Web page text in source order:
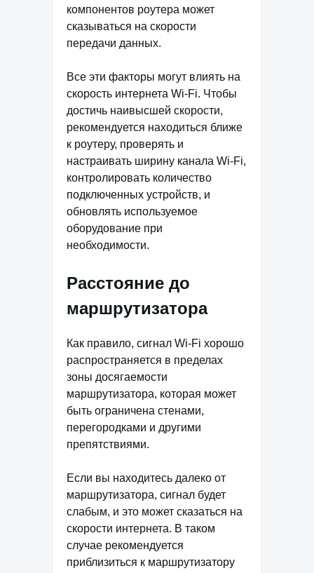
компонентов роутера может
сказываться на скорости
передачи данных.
Все эти факторы могут влиять на
скорость интернета Wi-Fi. Чтобы
достичь наивысшей скорости,
рекомендуется находиться ближе
к роутеру, проверять и
настраивать ширину канала Wi-Fi,
контролировать количество
подключенных устройств, и
обновлять используемое
оборудование при
необходимости.
Расстояние до
маршрутизатора
Как правило, сигнал Wi-Fi хорошо
распространяется в пределах
зоны досягаемости
маршрутизатора, которая может
быть ограничена стенами,
перегородками и другими
препятствиями.
Если вы находитесь далеко от
маршрутизатора, сигнал будет
слабым, и это может сказаться на
скорости интернета. В таком
случае рекомендуется
приблизиться к маршрутизатору